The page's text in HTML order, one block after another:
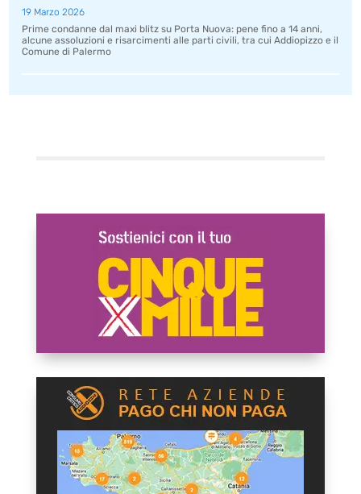
19 Marzo 2026
Prime condanne dal maxi blitz su Porta Nuova: pene fino a 14 anni,
alcune assoluzioni e risarcimenti alle parti civili, tra cui Addiopizzo e il
Comune di Palermo